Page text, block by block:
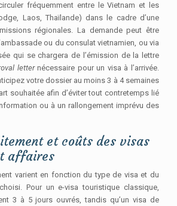
fréquemment entre le Vietnam et les
Laos, Thaïlande) dans le cadre d’une
régionales. La demande peut être
ou du consulat vietnamien, ou via
qui se chargera de l’émission de la lettre
letternécessaire pour un visa à l’arrivée.
votre dossier au moins 3 à 4 semaines
souhaitée afin d’éviter tout contretemps lié
ou à un rallongement imprévu des
et coûts des visas
affaires
varient en fonction du type de visa et du
Pour un e-visa touristique classique,
3 à 5 jours ouvrés, tandis qu’un visa de